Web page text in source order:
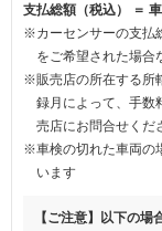
支払総額（税込） ＝
※カーセンサーの支払
をご希望された場合
※販売店の所在する所
録月によって、手数
売店にお問合せくだ
※車検の切れた車両の
います
【ご注意】以下の